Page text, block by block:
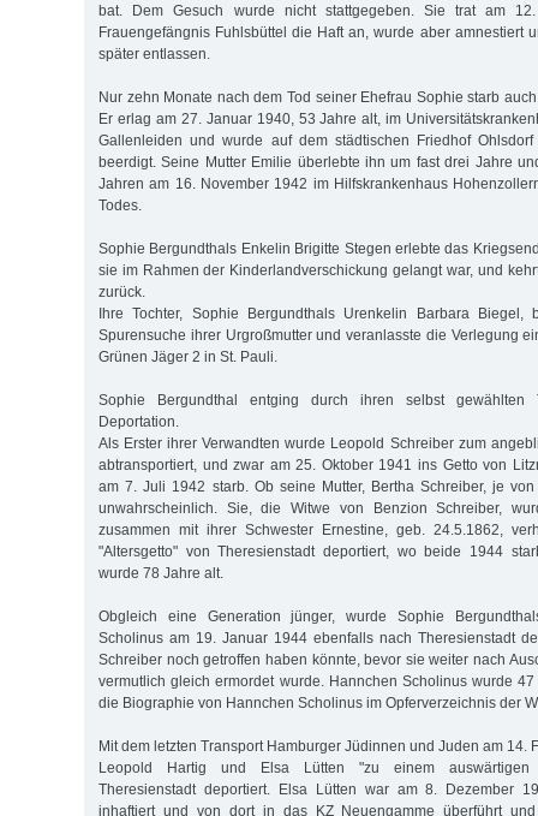
bat. Dem Gesuch wurde nicht stattgegeben. Sie trat am
Frauengefängnis Fuhlsbüttel die Haft an, wurde aber amnestiert
später entlassen.
Nur zehn Monate nach dem Tod seiner Ehefrau Sophie starb
Er erlag am 27. Januar 1940, 53 Jahre alt, im
Gallenleiden und wurde auf dem städtischen Friedhof
beerdigt. Seine Mutter Emilie überlebte ihn um fast drei Jahre
Jahren am 16. November 1942 im Hilfskrankenhaus
Todes.
Sophie Bergundthals Enkelin Brigitte Stegen erlebte das
sie im Rahmen der Kinderlandverschickung gelangt war, und
zurück.
Ihre Tochter, Sophie Bergundthals Urenkelin Barbara
Spurensuche ihrer Urgroßmutter und veranlasste die Verlegung
Grünen Jäger 2 in St. Pauli.
Sophie Bergundthal entging durch ihren selbst gewählten
Deportation.
Als Erster ihrer Verwandten wurde Leopold Schreiber zum
abtransportiert, und zwar am 25. Oktober 1941 ins Getto von
am 7. Juli 1942 starb. Ob seine Mutter, Bertha Schreiber, je
unwahrscheinlich. Sie, die Witwe von Benzion Schreiber,
zusammen mit ihrer Schwester Ernestine, geb. 24.5.1862,
"Altersgetto" von Theresienstadt deportiert, wo beide 1944
wurde 78 Jahre alt.
Obgleich eine Generation jünger, wurde Sophie
Scholinus am 19. Januar 1944 ebenfalls nach Theresienstadt
Schreiber noch getroffen haben könnte, bevor sie weiter nach
vermutlich gleich ermordet wurde. Hannchen Scholinus wurde
die Biographie von Hannchen Scholinus im Opferverzeichnis der
Mit dem letzten Transport Hamburger Jüdinnen und Juden am 14.
Leopold Hartig und Elsa Lütten "zu einem auswärtigen
Theresienstadt deportiert. Elsa Lütten war am 8. Dezember
inhaftiert und von dort in das KZ Neuengamme überführt